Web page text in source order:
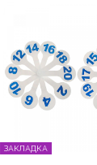
ЗАКЛАДКА